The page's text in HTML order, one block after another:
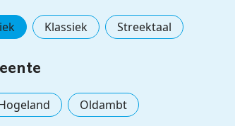
Klassiek Streektaal
Oldambt